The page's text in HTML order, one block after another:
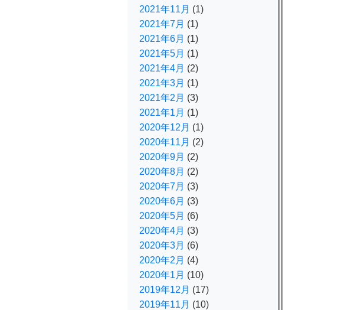
2021年11月 (1)
2021年7月 (1)
2021年6月 (1)
2021年5月 (1)
2021年4月 (2)
2021年3月 (1)
2021年2月 (3)
2021年1月 (1)
2020年12月 (1)
2020年11月 (2)
2020年9月 (2)
2020年8月 (2)
2020年7月 (3)
2020年6月 (3)
2020年5月 (6)
2020年4月 (3)
2020年3月 (6)
2020年2月 (4)
2020年1月 (10)
2019年12月 (17)
2019年11月 (10)